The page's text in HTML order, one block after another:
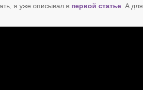
я уже описывал в первой статье . А для